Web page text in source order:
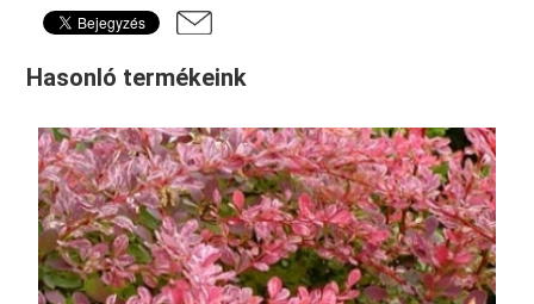
Hasonló termékeink